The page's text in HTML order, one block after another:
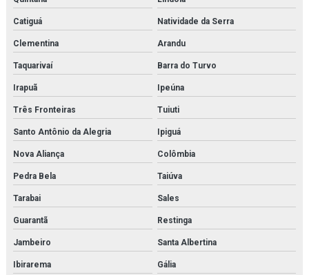
Catiguá Natividade da Serra
Clementina Arandu
Taquarivaí Barra do Turvo
Irapuã Ipeúna
Três Fronteiras Tuiuti
Santo Antônio da Alegria Ipiguá
Nova Aliança Colômbia
Pedra Bela Taiúva
Tarabai Sales
Guarantã Restinga
Jambeiro Santa Albertina
Ibirarema Gália